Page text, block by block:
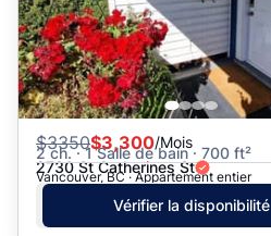
$3350$3,300/Mois
2 ch. · 1 Salle de bain · 700 ft²
2730 St Catherines St
Vancouver, BC · Appartement entier
Vérifier la disponibilité